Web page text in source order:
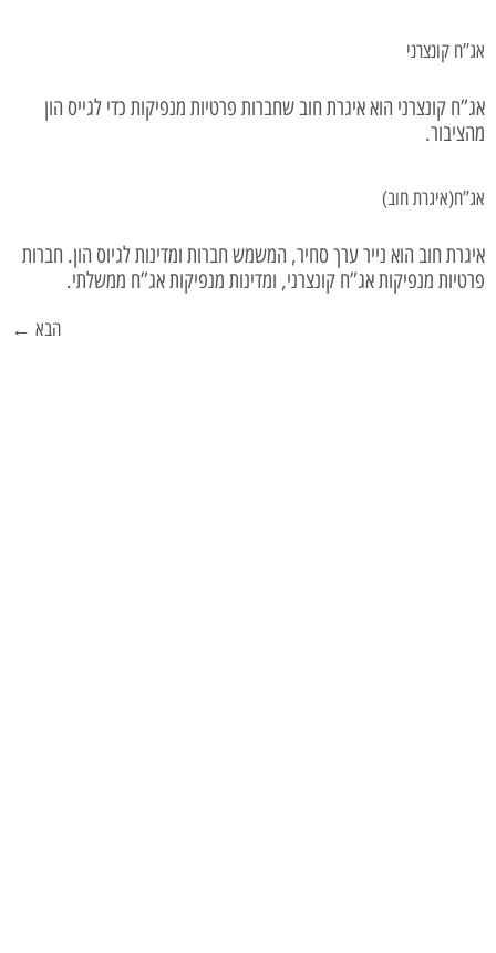
אג”ח קונצרני
אג”ח קונצרני הוא איגרת חוב שחברות פרטיות מנפיקות כדי לגייס הון
מהציבור.
אג”ח(איגרת חוב)
איגרת חוב הוא נייר ערך סחיר, המשמש חברות ומדינות לגיוס הון. חברות
פרטיות מנפיקות אג”ח קונצרני, ומדינות מנפיקות אג”ח ממשלתי.
הבא ←